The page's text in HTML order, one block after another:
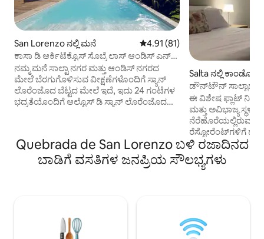
San Lorenzo ನಲ್ಲಿ ಮನೆ 5 ರಲ್ಲಿ 4.91 ಸರಾಸರಿ ರೇಟಿಂಗ್, 81
4.91 (81)
ಕಾಸಾ ಡಿ ಆರ್ಕಿಟೆಕ್ಟೊಸ್ ಸೊಬ್ರೆ ಲಾಸ್ ಆಂಡಿಸ್ ಎನ್
ಸ್ಯಾನ್ ಲೊರೆಂಜೊ
ನಮ್ಮ ಮನೆ ಸಾಲ್ಟಾ ನಗರ ಮತ್ತು ಆಂಡಿಸ್ ನಗರದ
ಮೇಲೆ ಬೆರಗುಗೊಳಿಸುವ ವೀಕ್ಷಣೆಗಳೊಂದಿಗೆ ಸ್ಯಾನ್
ಲೊರೆಂಜೊದ ಬೆಟ್ಟದ ಮೇಲೆ ಇದೆ, ಇದು 24 ಗಂಟೆಗಳ
ಭದ್ರತೆಯೊಂದಿಗೆ ಆಲ್ಟೊಸ್ ಡಿ ಸ್ಯಾನ್ ಲೊರೆಂಜೊದ
ಬಹುಕಾಂತೀಯ ಲಿವಿಂಗ್ ಏರಿಯಾ ಔಪಚಾರಿಕ
ಡಿನ್ನಿಂಗ್ ರೂಮ್ 4 ನಂತರದ ಬೆಡ್‌ರೂಮ್‌ಗಳು 8/10,
ಸೋಫಾಗಳು ಮತ್ತು ಸುಂದರವಾದ ಟೆರೇಸ್‌ಗಾಗಿ
ದೈನಂದಿನ ಸೇವಕಿ ಸೇವೆ
Salta ನಲ್ಲಿ ಕಾಂಡೋ
ಡೌನ್‌ಟೌನ್
ಸ್ಟುಡಿಯೋ
ಈ ವಿಶೇಷ ಫ್ಲಾಟ್ ನಿಮ್ಮ
ಮತ್ತು ಅವಿಭಾಜ್ಯ
ನೆರೆಹೊರೆಯಲ್ಲಿರುವ
ರೆಸ್ಟೋರೆಂಟ್‌ಗಳಿಗೆ
ಬಾಲ್ಕಾರ್ಸ್‌ನಿಂದ ಕೇವಲ
ಮತ್ತು ಐತಿಹಾಸಿಕ
ಕಾಲ್ನಡಿಗೆಯಲ್ಲಿ
ಸಂಪೂರ್ಣವಾಗಿ
ನಾವು ಎದುರು
Quebrada de San Lorenzo ಬಳಿ ರಜಾದಿನದ
ಬಾಡಿಗೆ ವಸತಿಗಳ ಜನಪ್ರಿಯ ಸೌಲಭ್ಯಗಳು